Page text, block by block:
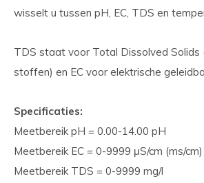
wisselt u tussen pH, EC, TDS en
TDS staat voor Total Dissolved
stoffen) en EC voor elektrische
Specificaties:
Meetbereik pH = 0.00-14.00 pH
Meetbereik EC = 0-9999 μS/cm (ms/cm)
Meetbereik TDS = 0-9999 mg/l